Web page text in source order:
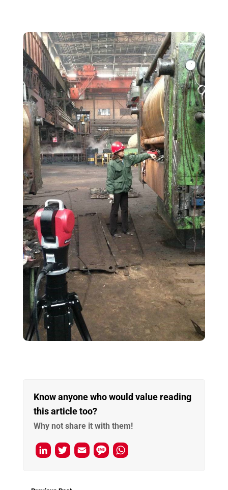
Know anyone who would value reading
this article too?
Why not share it with them!
L
T
E
M